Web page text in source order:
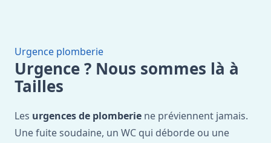
Urgence plomberie
Urgence ? Nous sommes là à
Tailles
Les urgences de plomberie ne préviennent jamais.
Une fuite soudaine, un WC qui déborde ou une